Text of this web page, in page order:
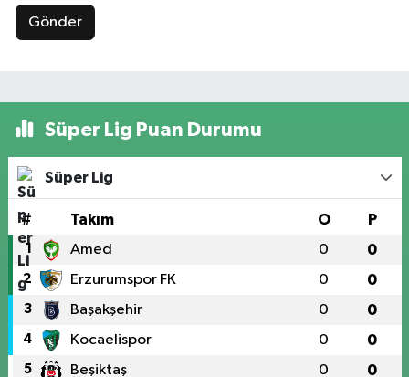
Gönder
Süper Lig Puan Durumu
Süper Lig
# Takım O P
1 Amed 0 0
2 Erzurumspor FK 0 0
3 Başakşehir 0 0
4 Kocaelispor 0 0
5 Beşiktaş 0 0